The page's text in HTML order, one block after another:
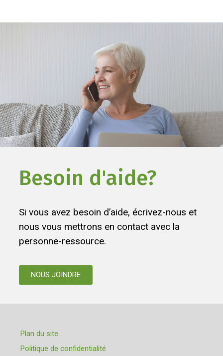
Besoin d'aide?
Si vous avez besoin d’aide, écrivez-nous et
nous vous mettrons en contact avec la
personne-ressource.
NOUS JOINDRE
Plan du site
Politique de confidentialité